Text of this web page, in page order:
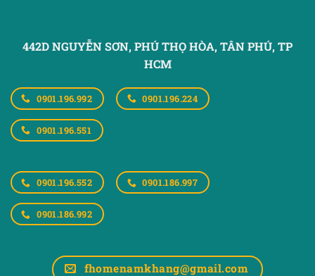
442D NGUYỄN SƠN, PHÚ THỌ HÒA,TÂN PHÚ, TP
HCM
0901.196.992 0901.196.224
0901.196.551
0901.196.552 0901.186.997
0901.186.992
fhomenamkhang@gmail.com